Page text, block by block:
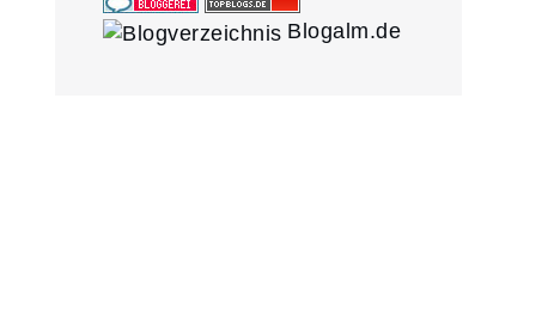
Blogalm.de